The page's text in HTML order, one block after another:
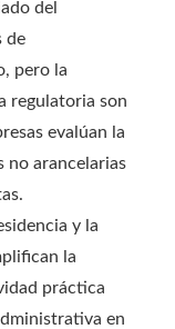
del
de
pero la
regulatoria son
evalúan la
no arancelarias
y la
la
práctica
en